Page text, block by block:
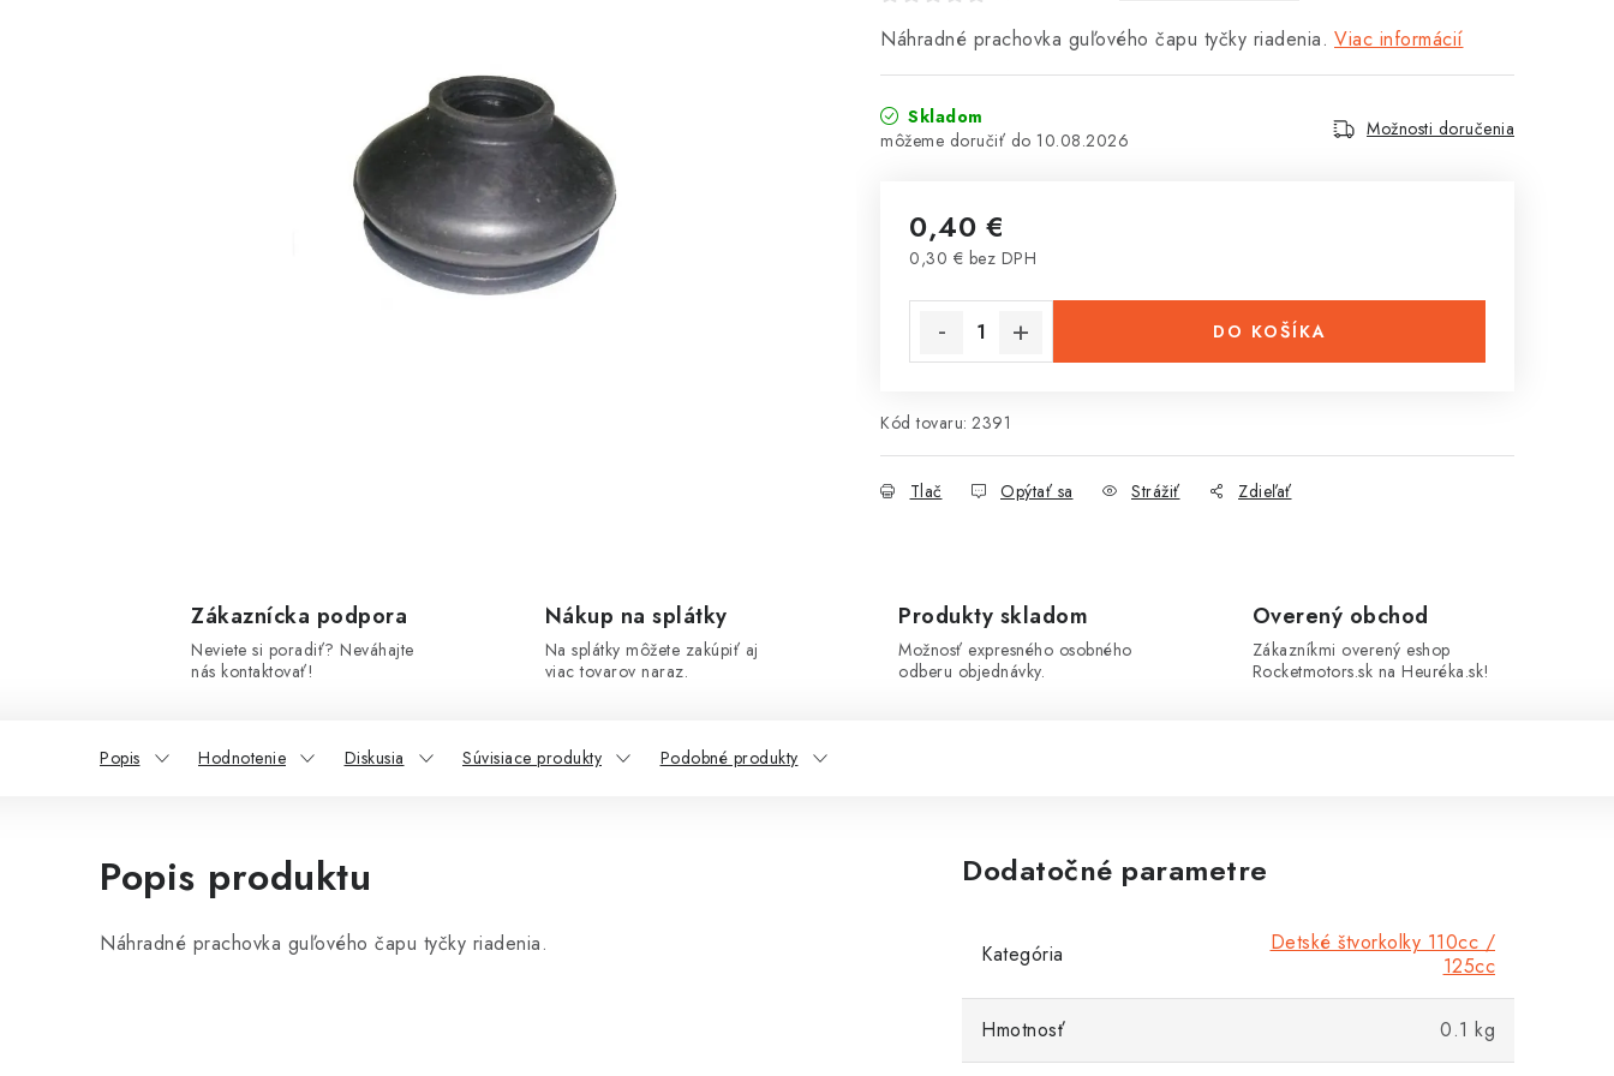
Náhradné prachovka guľového čapu tyčky riadenia. Viac informácií
Skladom
10.08.2026
Možnosti doručenia
0,40 €
0,30 € bez DPH
DO KOŠÍKA
Kód tovaru: 2391
Tlač Opýtať sa Strážiť Zdieľať
Zákaznícka podpora
Neviete si poradiť? Neváhajte
nás kontaktovať!
Nákup na splátky
Na splátky môžete zakúpiť aj
viac tovarov naraz.
Produkty skladom
Možnosť expresného osobného
odberu objednávky.
Overený obchod
Zákazníkmi overený eshop
Rocketmotors.sk na Heuréka.sk!
Popis Hodnotenie Diskusia Súvisiace produkty Podobné produkty
Popis produktu
Náhradné prachovka guľového čapu tyčky riadenia.
Dodatočné parametre
Kategória
Detské štvorkolky 110cc /
125cc
Hmotnosť 0.1 kg